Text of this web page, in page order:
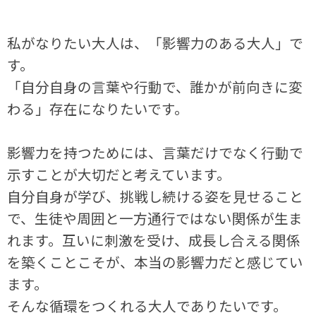
私がなりたい大人は、「影響力のある大人」で
す。
「自分自身の言葉や行動で、誰かが前向きに変
わる」存在になりたいです。
影響力を持つためには、言葉だけでなく行動で
示すことが大切だと考えています。
自分自身が学び、挑戦し続ける姿を見せること
で、生徒や周囲と一方通行ではない関係が生ま
れます。互いに刺激を受け、成長し合える関係
を築くことこそが、本当の影響力だと感じてい
ます。
そんな循環をつくれる大人でありたいです。